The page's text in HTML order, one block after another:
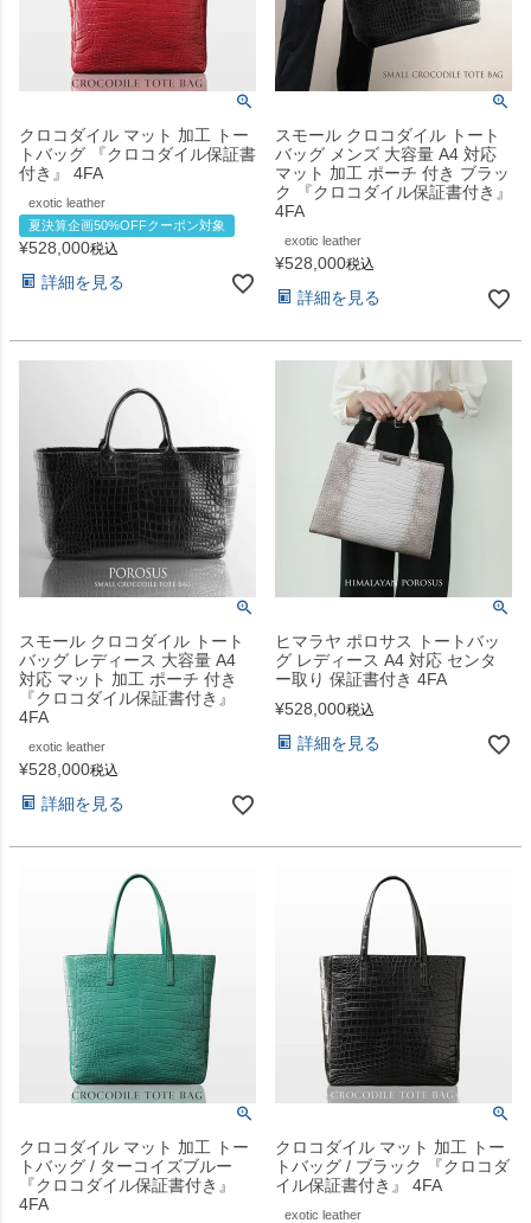
クロコダイル マット 加工 トー
トバッグ 『クロコダイル保証書
付き』 4FA
exotic leather
夏決算企画50%OFFクーポン対象
¥528,000税込
詳細を見る
スモール クロコダイル トート
バッグ メンズ 大容量 A4 対応
マット 加工 ポーチ 付き ブラッ
ク 『クロコダイル保証書付き』
4FA
exotic leather
¥528,000税込
詳細を見る
スモール クロコダイル トート
バッグ レディース 大容量 A4
対応 マット 加工 ポーチ 付き
『クロコダイル保証書付き』
4FA
exotic leather
¥528,000税込
詳細を見る
ヒマラヤ ポロサス トートバッ
グ レディース A4 対応 センタ
ー取り 保証書付き 4FA
¥528,000税込
詳細を見る
クロコダイル マット 加工 トー
トバッグ / ターコイズブルー
『クロコダイル保証書付き』
4FA
クロコダイル マット 加工 トー
トバッグ / ブラック 『クロコダ
イル保証書付き』 4FA
exotic leather